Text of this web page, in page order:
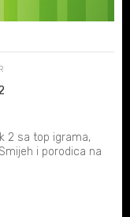
2 sa top igrama,
i porodica na